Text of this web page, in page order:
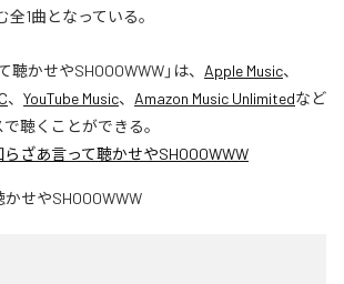
全1曲となっている。
聴かせやSHOOOWWW」は、 Apple Music、
、 YouTube Music、 Amazon Music Unlimitedなど
聴くことができる。
らざあ言って聴かせやSHOOOWWW